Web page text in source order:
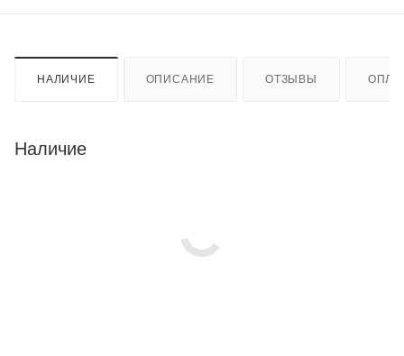
НАЛИЧИЕ ОПИСАНИЕ ОТЗЫВЫ
Наличие